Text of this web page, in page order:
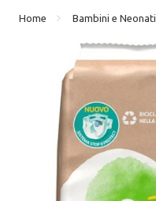
Home Bambini e Neonati